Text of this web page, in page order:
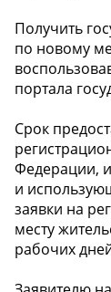
Получить
по новому
портала
Срок
Федерации,
и
заявки на
месту
рабочих